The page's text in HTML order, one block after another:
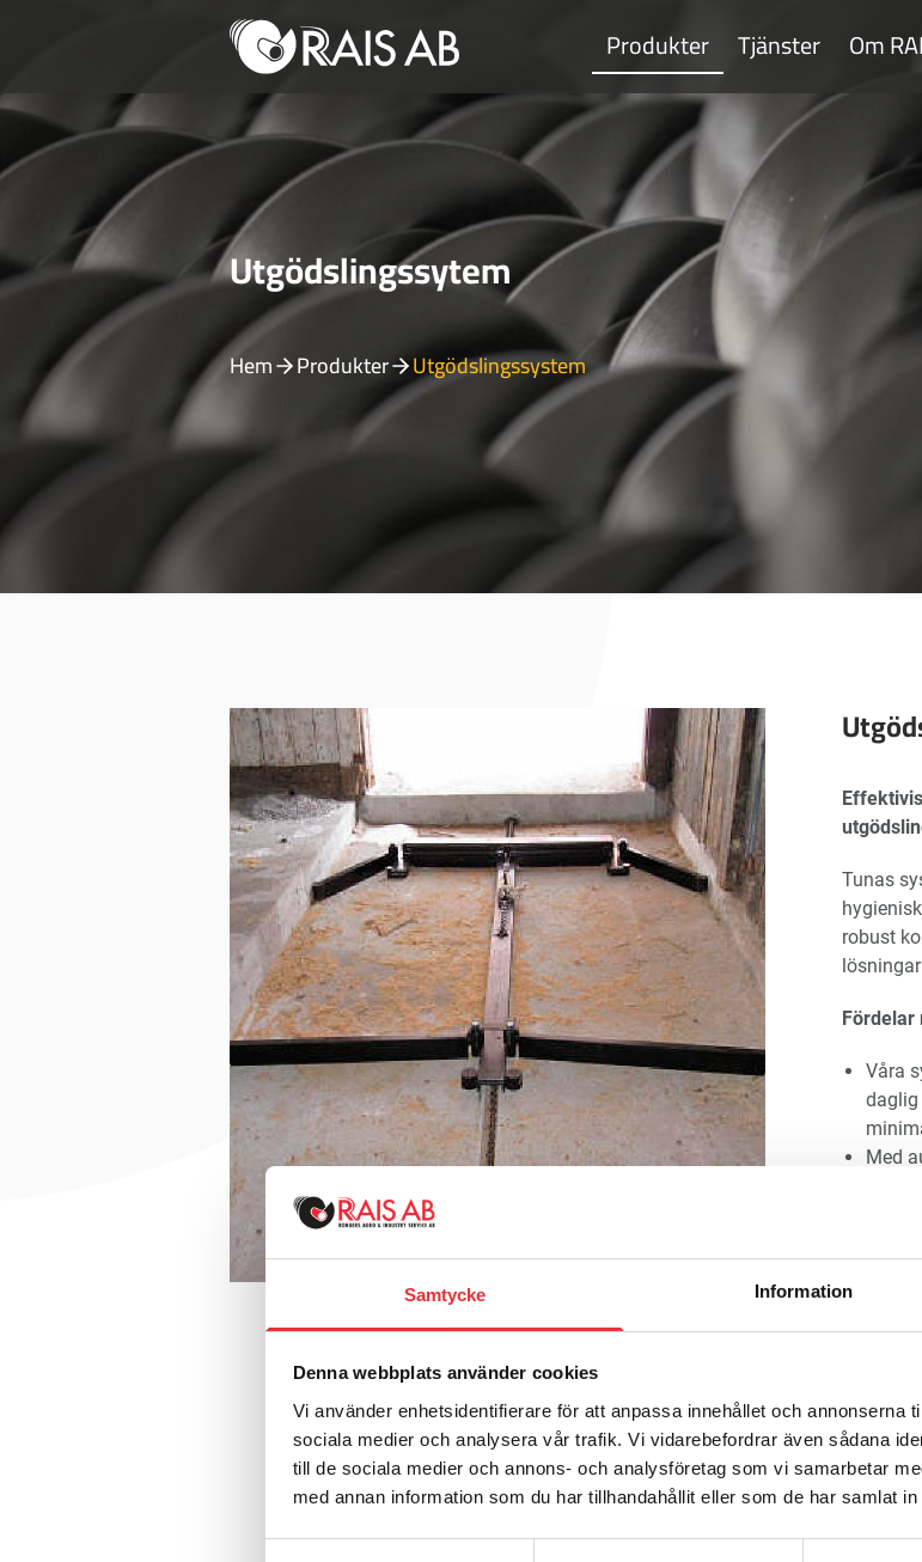
Samtycke Information
Denna webbplats använder cookies
Vi använder enhetsidentifierare för att anpassa innehållet och annonserna
sociala medier och analysera vår trafik. Vi vidarebefordrar även sådana
till de sociala medier och annons- och analysföretag som vi samarbetar
med annan information som du har tillhandahållit eller som de har samlat
Produkter Tjänster Om
Utgödslingssytem
Hem Produkter Utgödslingssystem
Tunas
robust
Fördelar
Våra
daglig
Med
Varför